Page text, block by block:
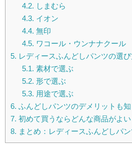
4.2. しまむら
4.3. イオン
4.4. 無印
4.5. ワコール・ウンナナクール
5. レディースふんどしパンツの選
5.1. 素材で選ぶ
5.2. 形で選ぶ
5.3. 用途で選ぶ
6. ふんどしパンツのデメリットも
7. 初めて買うならどんな商品がよい
8. まとめ：レディースふんどしパ